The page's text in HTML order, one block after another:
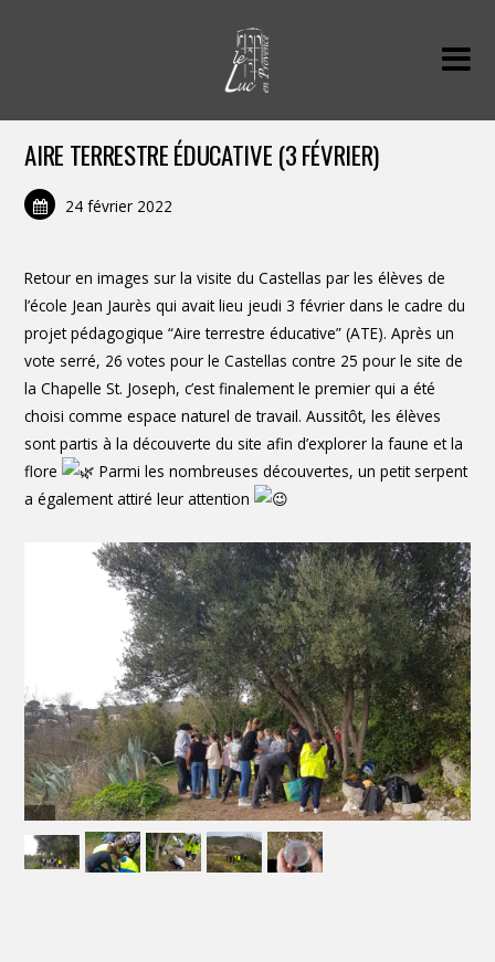
AIRE TERRESTRE ÉDUCATIVE (3 FÉVRIER)
24 février 2022
Retour en images sur la visite du Castellas par les élèves de
l’école Jean Jaurès qui avait lieu jeudi 3 février dans le cadre du
projet pédagogique “Aire terrestre éducative” (ATE). Après un
vote serré, 26 votes pour le Castellas contre 25 pour le site de
la Chapelle St. Joseph, c’est finalement le premier qui a été
choisi comme espace naturel de travail. Aussitôt, les élèves
sont partis à la découverte du site afin d’explorer la faune et la
flore
Parmi les nombreuses découvertes, un petit serpent
a également attiré leur attention